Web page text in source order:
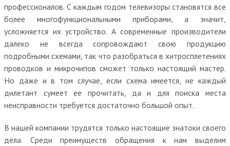
профессионалов. С каждым годом телевизоры становятся все
более многофункциональными приборами, а значит,
усложняется их устройство. А современные производители
далеко не всегда сопровождают свою продукцию
подробными схемами, так что разобраться в хитросплетениях
проводков и микрочипов сможет только настоящий мастер.
Но даже и в том случае, если схема имеется, не каждый
дилетант сумеет ее прочитать, да и для поиска места
неисправности требуется достаточно большой опыт.
В нашей компании трудятся только настоящие знатоки своего
дела. Среди преимуществ обращения к нам выделим